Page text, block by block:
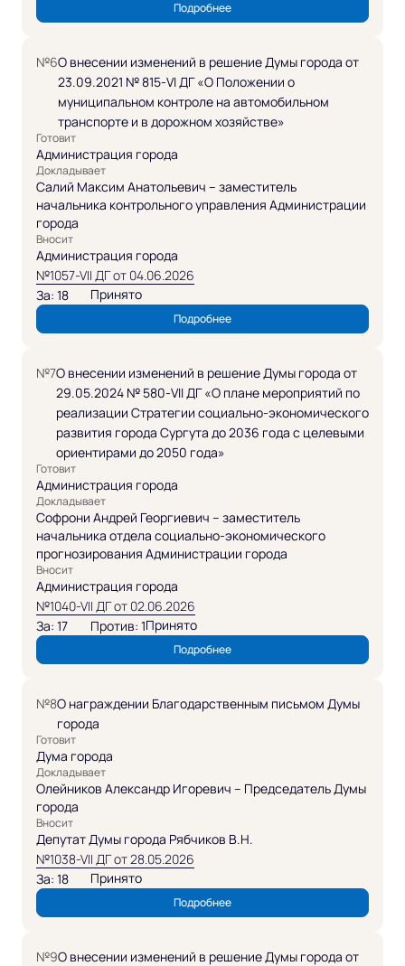
Подробнее
№6О внесении изменений в решение Думы города от
23.09.2021 № 815-VI ДГ «О Положении о
муниципальном контроле на автомобильном
транспорте и в дорожном хозяйстве»
Готовит
Администрация города
Докладывает
Салий Максим Анатольевич – заместитель
начальника контрольного управления Администрации
города
Вносит
Администрация города
За: 18 Принято
№1057-VII ДГ от 04.06.2026
Подробнее
№7О внесении изменений в решение Думы города от
29.05.2024 № 580-VII ДГ «О плане мероприятий по
реализации Стратегии социально-экономического
развития города Сургута до 2036 года с целевыми
ориентирами до 2050 года»
Готовит
Администрация города
Докладывает
Софрони Андрей Георгиевич – заместитель
начальника отдела социально-экономического
прогнозирования Администрации города
Вносит
Администрация города
За: 17 Против: 1Принято
№1040-VII ДГ от 02.06.2026
Подробнее
№8О награждении Благодарственным письмом Думы
города
Готовит
Дума города
Докладывает
Олейников Александр Игоревич – Председатель Думы
города
Вносит
Депутат Думы города Рябчиков В.Н.
За: 18 Принято
№1038-VII ДГ от 28.05.2026
Подробнее
№9О внесении изменений в решение Думы города от